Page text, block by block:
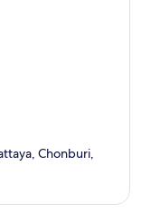
Chonburi,